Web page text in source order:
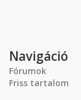
Navigáció
Fórumok
Friss tartalom